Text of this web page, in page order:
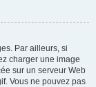
Par ailleurs, si
charger une image
sur un serveur Web
Vous ne pouvez pas